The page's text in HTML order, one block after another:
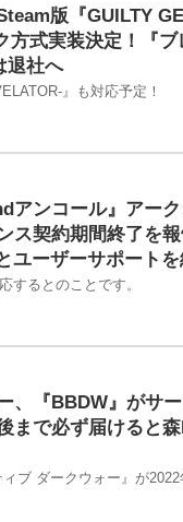
版『GUILTY
方式実装決定！『ブ
退社へ
』も対応予定！
アンコール』アー
ス契約期間終了を
ーザーサポートを
するとのことです。
、『BBDW』がサ
まで必ず届けると
ィブ ダークウォー』が